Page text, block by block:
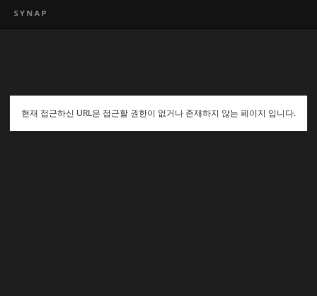
현재 접근하신 URL은 접근할 권한이 없거나 존재하지 않는 페이지 입니다.